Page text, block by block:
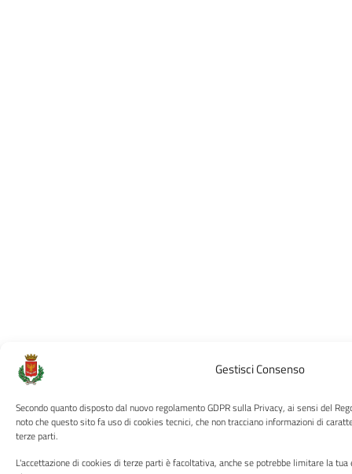
Gestisci Consenso
Secondo quanto disposto dal nuovo regolamento GDPR sulla Privacy, ai sensi del
noto che questo sito fa uso di cookies tecnici, che non tracciano informazioni di
terze parti.
L'accettazione di cookies di terze parti è facoltativa, anche se potrebbe limitare la